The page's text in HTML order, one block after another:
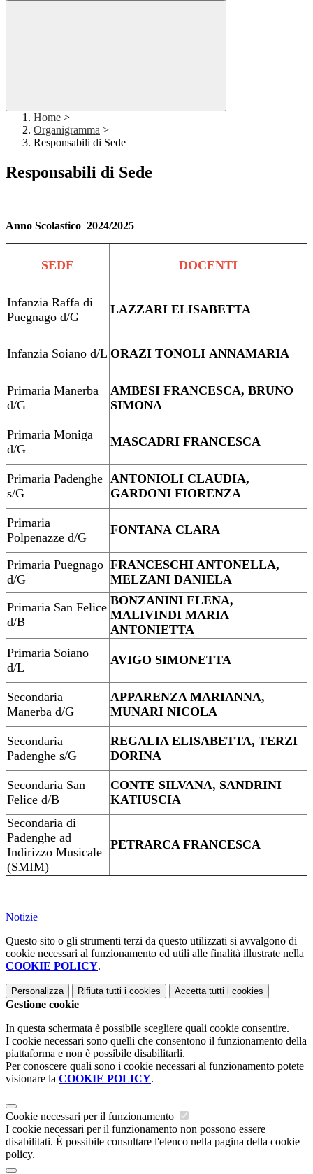
Home >
Organigramma >
Responsabili di Sede
Responsabili di Sede
Anno Scolastico 2024/2025
SEDE DOCENTI
Infanzia Raffa di
Puegnago d/G
LAZZARI ELISABETTA
Infanzia Soiano d/L ORAZI TONOLI ANNAMARIA
Primaria Manerba
d/G
AMBESI FRANCESCA, BRUNO
SIMONA
Primaria Moniga
d/G
MASCADRI FRANCESCA
Primaria Padenghe
s/G
ANTONIOLI CLAUDIA,
GARDONI FIORENZA
Primaria
Polpenazze d/G
FONTANA CLARA
Primaria Puegnago
d/G
FRANCESCHI ANTONELLA,
MELZANI DANIELA
Primaria San Felice
d/B
BONZANINI ELENA,
MALIVINDI MARIA
ANTONIETTA
Primaria Soiano
d/L
AVIGO SIMONETTA
Secondaria
Manerba d/G
APPARENZA MARIANNA,
MUNARI NICOLA
Secondaria
Padenghe s/G
REGALIA ELISABETTA, TERZI
DORINA
Secondaria San
Felice d/B
CONTE SILVANA, SANDRINI
KATIUSCIA
Secondaria di
Padenghe ad
Indirizzo Musicale
(SMIM)
PETRARCA FRANCESCA
Notizie
Questo sito o gli strumenti terzi da questo utilizzati si avvalgono di
cookie necessari al funzionamento ed utili alle finalità illustrate nella
COOKIE POLICY.
Personalizza Rifiuta tutti i cookies Accetta tutti i cookies
Gestione cookie
In questa schermata è possibile scegliere quali cookie consentire.
I cookie necessari sono quelli che consentono il funzionamento della
piattaforma e non è possibile disabilitarli.
Per conoscere quali sono i cookie necessari al funzionamento potete
visionare la COOKIE POLICY.
Cookie necessari per il funzionamento
I cookie necessari per il funzionamento non possono essere
disabilitati. È possibile consultare l'elenco nella pagina della cookie
policy.